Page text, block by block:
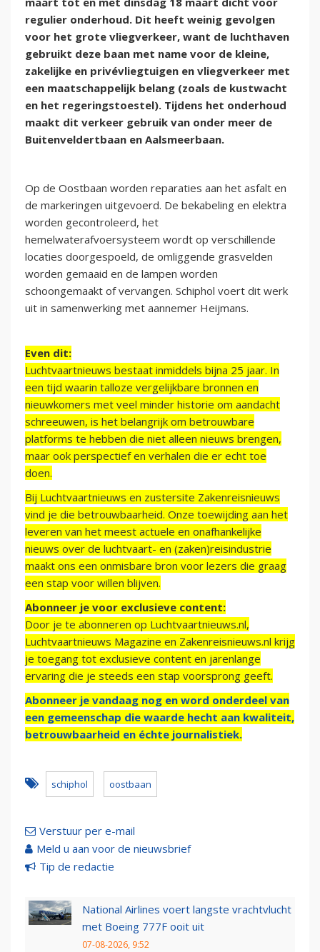
regulier onderhoud. Dit heeft weinig gevolgen
voor het grote vliegverkeer, want de luchthaven
gebruikt deze baan met name voor de kleine,
zakelijke en privévliegtuigen en vliegverkeer met
een maatschappelijk belang (zoals de kustwacht
en het regeringstoestel). Tijdens het onderhoud
maakt dit verkeer gebruik van onder meer de
Buitenveldertbaan en Aalsmeerbaan.
Op de Oostbaan worden reparaties aan het asfalt en
de markeringen uitgevoerd. De bekabeling en elektra
worden gecontroleerd, het
hemelwaterafvoersysteem wordt op verschillende
locaties doorgespoeld, de omliggende grasvelden
worden gemaaid en de lampen worden
schoongemaakt of vervangen. Schiphol voert dit werk
uit in samenwerking met aannemer Heijmans.
Even dit:
Luchtvaartnieuws bestaat inmiddels bijna 25 jaar. In
een tijd waarin talloze vergelijkbare bronnen en
nieuwkomers met veel minder historie om aandacht
schreeuwen, is het belangrijk om betrouwbare
platforms te hebben die niet alleen nieuws brengen,
maar ook perspectief en verhalen die er echt toe
doen.
Bij Luchtvaartnieuws en zustersite Zakenreisnieuws
vind je die betrouwbaarheid. Onze toewijding aan het
leveren van het meest actuele en onafhankelijke
nieuws over de luchtvaart- en (zaken)reisindustrie
maakt ons een onmisbare bron voor lezers die graag
een stap voor willen blijven.
Abonneer je voor exclusieve content:
Door je te abonneren op Luchtvaartnieuws.nl,
Luchtvaartnieuws Magazine en Zakenreisnieuws.nl krijg
je toegang tot exclusieve content en jarenlange
ervaring die je steeds een stap voorsprong geeft.
Abonneer je vandaag nog en word onderdeel van
een gemeenschap die waarde hecht aan kwaliteit,
betrouwbaarheid en échte journalistiek.
schiphol oostbaan
Verstuur per e-mail
Meld u aan voor de nieuwsbrief
Tip de redactie
National Airlines voert langste vrachtvlucht
met Boeing 777F ooit uit
07-08-2026, 9:52